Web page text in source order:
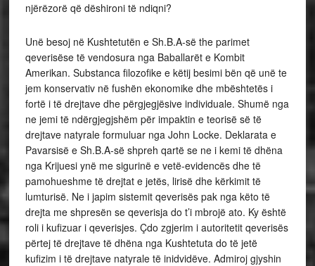
njërëzorë që dëshironi të ndiqni?
Unë besoj në Kushtetutën e Sh.B.A-së the parimet
qeverisëse të vendosura nga Baballarët e Kombit
Amerikan. Substanca filozofike e këtij besimi bën që unë te
jem konservativ në fushën ekonomike dhe mbështetës i
fortë i të drejtave dhe përgjegjësive individuale. Shumë nga
ne jemi të ndërgjegjshëm për impaktin e teorisë së të
drejtave natyrale formuluar nga John Locke. Deklarata e
Pavarsisë e Sh.B.A-së shpreh qartë se ne i kemi të dhëna
nga Krijuesi ynë me sigurinë e vetë-evidencës dhe të
pamohueshme të drejtat e jetës, lirisë dhe kërkimit të
lumturisë. Ne i japim sistemit qeverisës pak nga këto të
drejta me shpresën se qeverisja do t’i mbrojë ato. Ky është
roli i kufizuar i qeverisjes. Çdo zgjerim i autoritetit qeverisës
përtej të drejtave të dhëna nga Kushtetuta do të jetë
kufizim i të drejtave natyrale të inidvidëve. Admiroj gjyshin